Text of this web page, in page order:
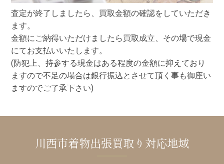
査定が終了しましたら、買取金額の確認をしていただき
ます。
金額にご納得いただけましたら買取成立、その場で現金
にてお支払いいたします。
(防犯上、持参する現金はある程度の金額に抑えており
ますので不足の場合は銀行振込とさせて頂く事も御座い
ますのでご了承下さい)
川西市着物出張買取り対応地域